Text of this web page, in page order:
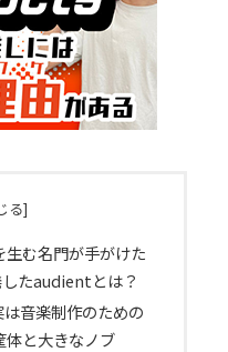
む名門が手がけた
たaudientとは？
音楽制作のための
体と大きなノブ